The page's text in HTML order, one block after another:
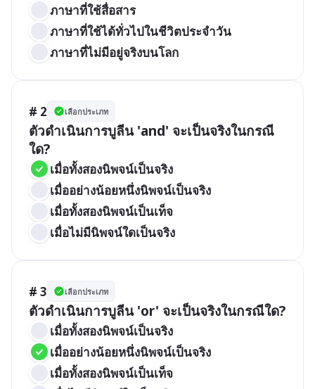
ภาษาที่ใช้สื่อสาร
ภาษาที่ใช้ได้ทั่วไปในชีวิตประจำวัน
ภาษาที่ไม่มีอยู่จริงบนโลก
# 2 เลือกประเภท
ตัวดำเนินการบูลีน 'and' จะเป็นจริงในกรณี
ใด?
เมื่อทั้งสองนิพจน์เป็นจริง
เมื่ออย่างน้อยหนึ่งนิพจน์เป็นจริง
เมื่อทั้งสองนิพจน์เป็นเท็จ
เมื่อไม่มีนิพจน์ใดเป็นจริง
# 3 เลือกประเภท
ตัวดำเนินการบูลีน 'or' จะเป็นจริงในกรณีใด?
เมื่อทั้งสองนิพจน์เป็นจริง
เมื่ออย่างน้อยหนึ่งนิพจน์เป็นจริง
เมื่อทั้งสองนิพจน์เป็นเท็จ